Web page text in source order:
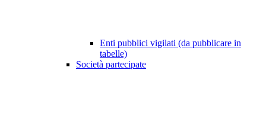
Enti pubblici vigilati (da pubblicare in
tabelle)
Società partecipate